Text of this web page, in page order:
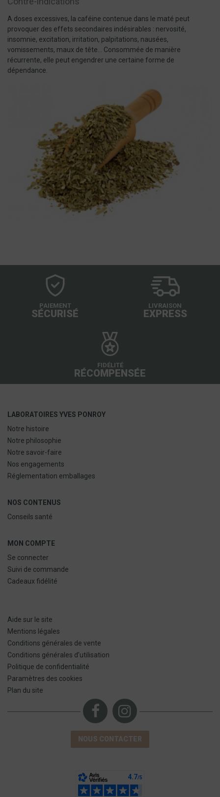
A doses excessives, la caféine contenue dans le maté peut
provoquer des effets secondaires indésirables : nervosité,
insomnie, excitation, irritation, palpitations, nausées,
vomissements, maux de tête… Consommée de manière
récurrente, elle peut engendrer une certaine forme de
dépendance.
PAIEMENT
SÉCURISÉ
LIVRAISON
EXPRESS
FIDÉLITÉ
RÉCOMPENSÉE
LABORATOIRES YVES PONROY
Notre histoire
Notre philosophie
Notre savoir-faire
Nos engagements
Réglementation emballages
NOS CONTENUS
Conseils santé
MON COMPTE
Se connecter
Suivi de commande
Cadeaux fidélité
Aide sur le site
Mentions légales
Conditions générales de vente
Conditions générales d’utilisation
Politique de confidentialité
Paramètres des cookies
Plan du site
NOUS CONTACTER